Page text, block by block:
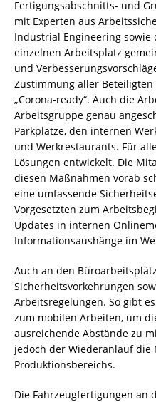
Fertigungsabschnitts- und
mit Experten aus
Industrial Engineering sowie
einzelnen Arbeitsplatz
und
Zustimmung aller
„Corona-ready“. Auch die
Arbeitsgruppe genau
Parkplätze, den internen
und Werkrestaurants. Für
Lösungen entwickelt. Die
diesen Maßnahmen vorab
eine umfassende
Vorgesetzten zum
Updates in internen
Informationsaushänge im
Auch an den
Sicherheitsvorkehrungen
Arbeitsregelungen. So gibt
zum mobilen Arbeiten, um
ausreichende Abstände zu
jedoch der Wiederanlauf die
Produktionsbereichs.
Die Fahrzeugfertigungen an